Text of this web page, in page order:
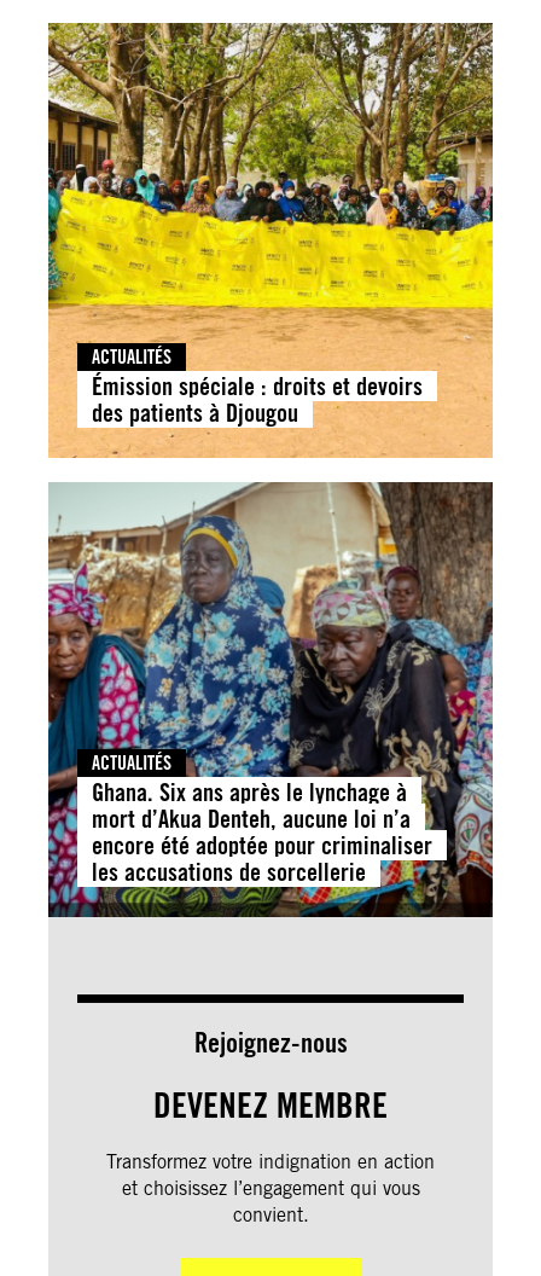
ACTUALITÉS
Émission spéciale : droits et devoirs
des patients à Djougou
ACTUALITÉS
Ghana. Six ans après le lynchage à
mort d’Akua Denteh, aucune loi n’a
encore été adoptée pour criminaliser
les accusations de sorcellerie
Rejoignez-nous
DEVENEZ MEMBRE
Transformez votre indignation en action
et choisissez l’engagement qui vous
convient.